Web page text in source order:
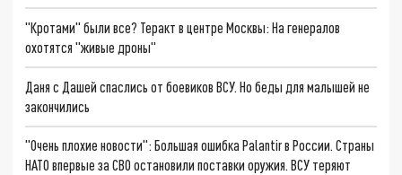
"Кротами" были все? Теракт в центре Москвы: На генералов
охотятся "живые дроны"
Даня с Дашей спаслись от боевиков ВСУ. Но беды для малышей не
закончились
"Очень плохие новости": Большая ошибка Palantir в России. Страны
НАТО впервые за СВО остановили поставки оружия. ВСУ теряют